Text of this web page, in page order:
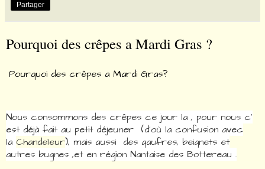
Partager
Pourquoi des crêpes a Mardi Gras ?
Pourquoi des crêpes a Mardi Gras?
Nous consommons des crêpes ce jour la , pour nous c'
est déjà fait au petit déjeuner (d'où la confusion avec
la Chandeleur), mais aussi des gaufres, beignets et
autres bugnes ,et en région Nantaise des Bottereau .